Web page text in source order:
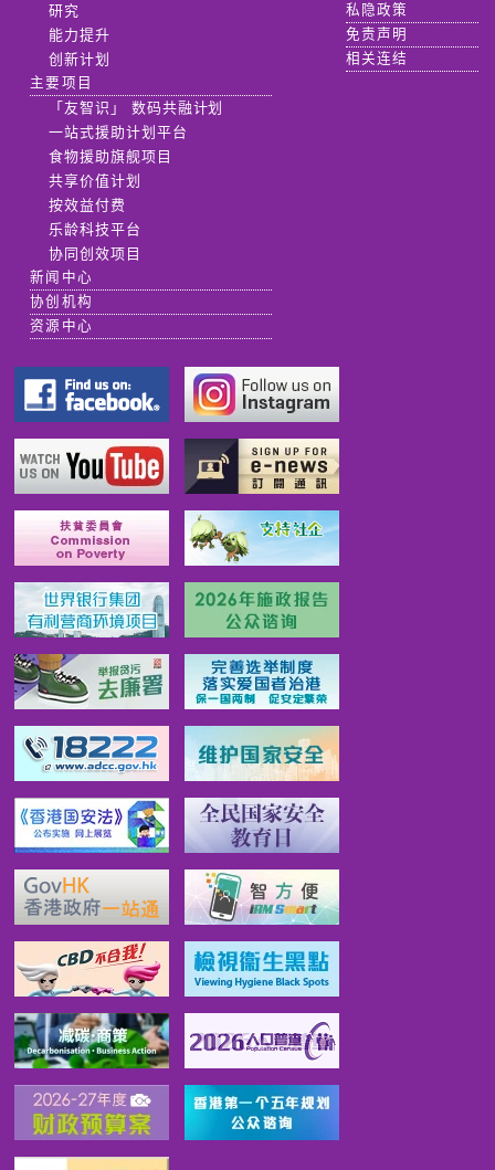
研究
能力提升
创新计划
主要项目
「友智识」 数码共融计划
一站式援助计划平台
食物援助旗舰项目
共享价值计划
按效益付费
乐龄科技平台
协同创效项目
新闻中心
协创机构
资源中心
私隐政策
免责声明
相关连结